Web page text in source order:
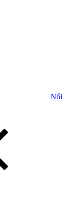
Női